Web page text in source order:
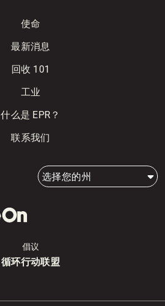
倡议
循环行动联盟
使命
最新消息
回收 101
工业
什么是 EPR？
联系我们
选择您的州